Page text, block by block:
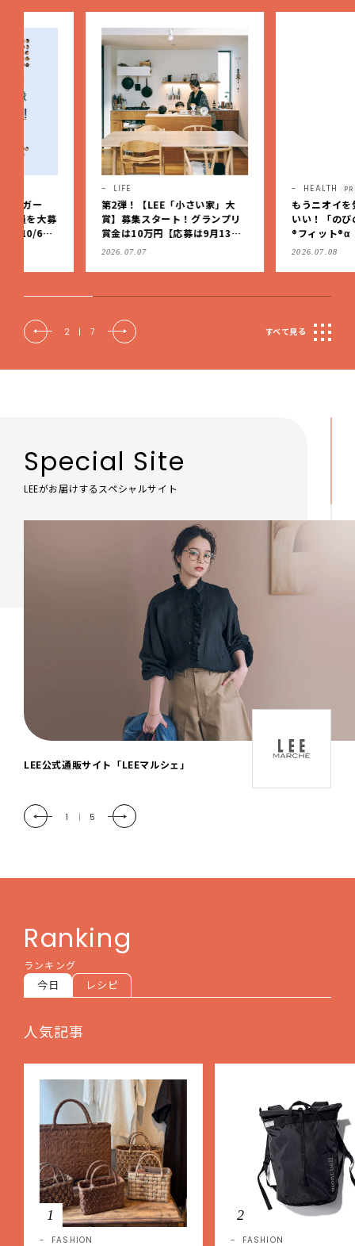
第2弾！【LEE「小さい家」大
賞】募集スタート！グランプリ
賞金は10万円【応募は9月13日
PR
もうニオイを気にしなくっ
いい！「のびのび®サロン
®フィット®α （無臭性）」
肩こりや足腰のダルさを出
2 | 7 すべて見る
Special Site
LEEがお届けするスペシャルサイト
「LEE DAYS」本物志向にときめく。大人カ
2 | 5
Ranking
ランキング
今日 レシピ
人気記事
1
FASHION
2
FASHION